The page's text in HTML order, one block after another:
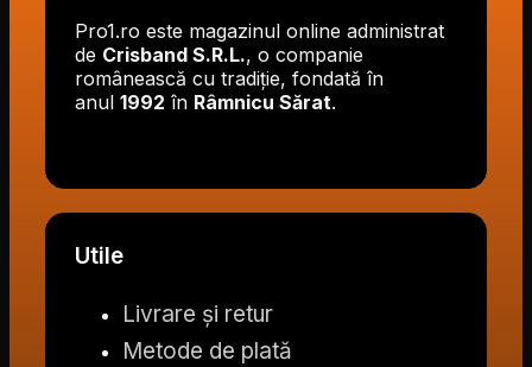
Pro1.ro este magazinul online administrat
de Crisband S.R.L., o companie
românească cu tradiție, fondată în
anul 1992 în Râmnicu Sărat.
Utile
Livrare și retur
Metode de plată